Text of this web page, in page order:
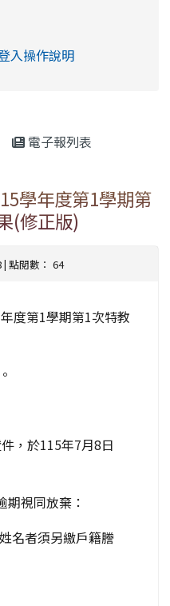
Shorts/
入操作說明
電子報列表
學年度第1學期第
(修正版)
| 點閱數： 64
度第1學期第1次特教
，於115年7月8日
視同放棄：
名者須另繳戶籍謄